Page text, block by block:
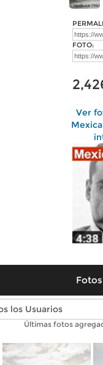
FOTO:
Ver
Fotos
Últimas fotos